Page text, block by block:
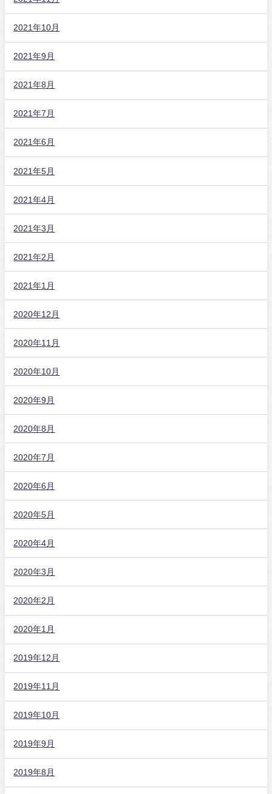
2021年10月
2021年9月
2021年8月
2021年7月
2021年6月
2021年5月
2021年4月
2021年3月
2021年2月
2021年1月
2020年12月
2020年11月
2020年10月
2020年9月
2020年8月
2020年7月
2020年6月
2020年5月
2020年4月
2020年3月
2020年2月
2020年1月
2019年12月
2019年11月
2019年10月
2019年9月
2019年8月